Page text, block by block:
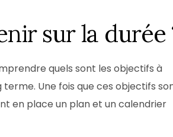
sur la durée
quels sont les objectifs à
Une fois que ces objectifs
en place un plan et un calendrier